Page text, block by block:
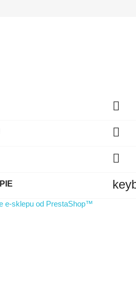



e-sklepu od PrestaShop™